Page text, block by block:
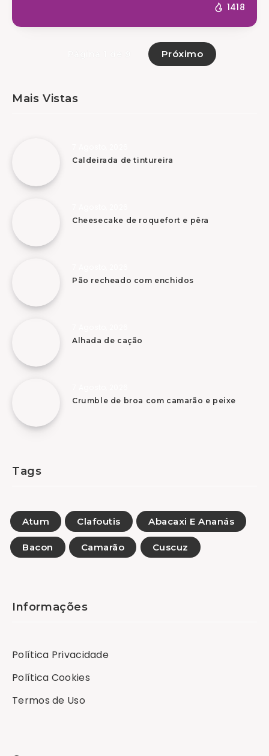
1418
Próximo
Mais Vistas
Caldeirada de tintureira
Cheesecake de roquefort e pêra
Pão recheado com enchidos
Alhada de cação
Crumble de broa com camarão e peixe
Tags
Atum Clafoutis Abacaxi E Ananás
Bacon Camarão Cuscuz
Informações
Política Privacidade
Política Cookies
Termos de Uso